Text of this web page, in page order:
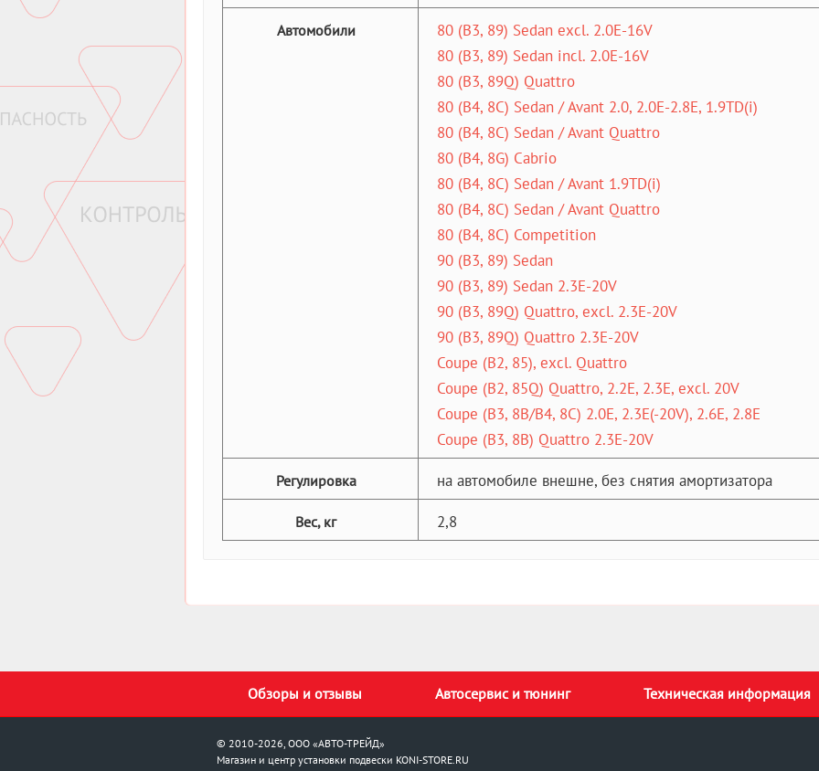
Автомобили
80 (B3, 89) Sedan excl. 2.0E-16V
80 (B3, 89) Sedan incl. 2.0E-16V
80 (B3, 89Q) Quattro
80 (B4, 8C) Sedan / Avant 2.0, 2.0E-2.8E, 1.9TD(i)
80 (B4, 8C) Sedan / Avant Quattro
80 (B4, 8G) Cabrio
80 (B4, 8C) Sedan / Avant 1.9TD(i)
80 (B4, 8C) Sedan / Avant Quattro
80 (B4, 8C) Competition
90 (B3, 89) Sedan
90 (B3, 89) Sedan 2.3E-20V
90 (B3, 89Q) Quattro, excl. 2.3E-20V
90 (B3, 89Q) Quattro 2.3E-20V
Coupe (B2, 85), excl. Quattro
Coupe (B2, 85Q) Quattro, 2.2E, 2.3E, excl. 20V
Coupe (B3, 8B/B4, 8C) 2.0E, 2.3E(-20V), 2.6E, 2.8E
Coupe (B3, 8B) Quattro 2.3E-20V
Регулировка на автомобиле внешне, без снятия амортизатора
Вес, кг 2,8
Обзоры и отзывы Автосервис и тюнинг Техническая информация
© 2010-2026, ООО «АВТО-ТРЕЙД»
Магазин и центр установки подвески KONI-STORE.RU